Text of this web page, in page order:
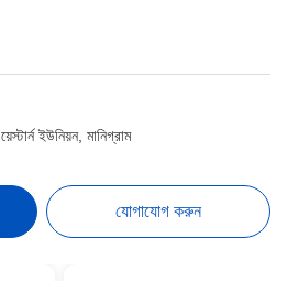
ইউনিয়ন, মানিগ্রাম
যোগাযোগ করুন